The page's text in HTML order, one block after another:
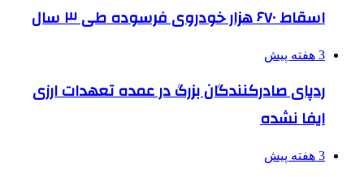
اسقاط ۶۷۰ هزار خودروی فرسوده طی ۳ سال
3 هفته پیش
ردپای صادرکنندگان بزرگ در عمده تعهدات ارزی
ایفا نشده
3 هفته پیش